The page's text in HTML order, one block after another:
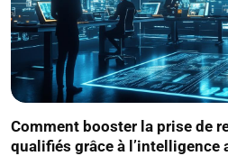
Comment booster la prise de
qualifiés grâce à l’intelligence